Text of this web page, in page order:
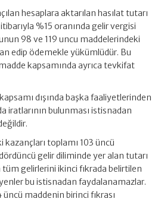
hesaplara aktarılan hasılat tutarı
%15 oranında gelir vergisi
98 ve 119 uncu maddelerindeki
edip ödemekle yükümlüdür. Bu
kapsamında ayrıca tevkifat
dışında başka faaliyetlerinden
iratlarının bulunması istisnadan
kazançları toplamı 103 üncü
gelir diliminde yer alan tutarı
gelirlerini ikinci fıkrada belirtilen
bu istisnadan faydalanamazlar.
maddenin birinci fıkrası